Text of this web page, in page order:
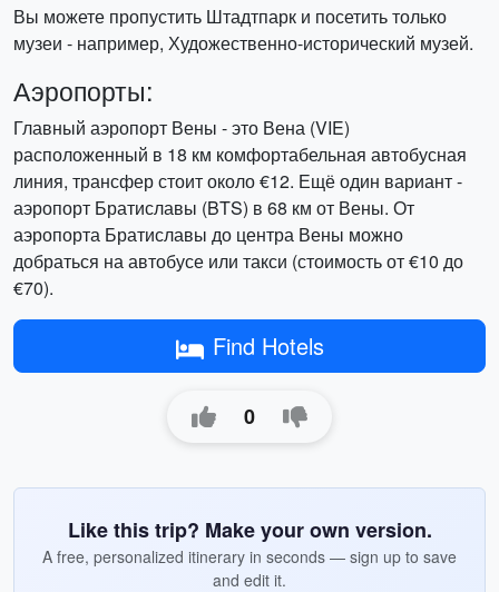
Вы можете пропустить Штадтпарк и посетить только
музеи - например, Художественно-исторический музей.
Аэропорты:
Главный аэропорт Вены - это Вена (VIE)
расположенный в 18 км комфортабельная автобусная
линия, трансфер стоит около €12. Ещё один вариант -
аэропорт Братиславы (BTS) в 68 км от Вены. От
аэропорта Братиславы до центра Вены можно
добраться на автобусе или такси (стоимость от €10 до
€70).
Find Hotels
0
Like this trip? Make your own version.
A free, personalized itinerary in seconds — sign up to save
and edit it.